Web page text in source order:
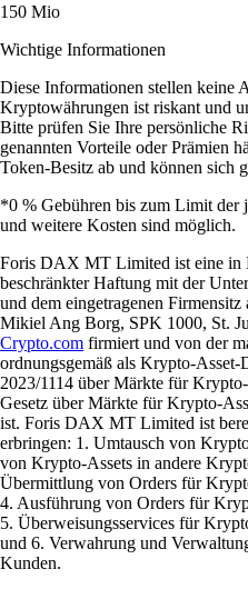
150 Mio
Wichtige Informationen
Diese Informationen stellen keine
Kryptowährungen ist riskant und
Bitte prüfen Sie Ihre persönliche
genannten Vorteile oder Prämien
Token-Besitz ab und können sich
*0 % Gebühren bis zum Limit der
und weitere Kosten sind möglich.
Foris DAX MT Limited ist eine in
beschränkter Haftung mit der
und dem eingetragenen
Mikiel Ang Borg, SPK 1000, St.
Crypto.com firmiert und von der
ordnungsgemäß als Krypto-Asset-
2023/1114 über Märkte für
Gesetz über Märkte für Krypto-
ist. Foris DAX MT Limited ist
erbringen: 1. Umtausch von
von Krypto-Assets in andere
Übermittlung von Orders für
4. Ausführung von Orders für
5. Überweisungsservices für
und 6. Verwahrung und
Kunden.